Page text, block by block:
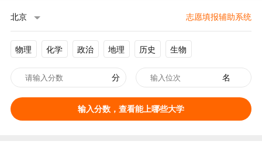
北京 志愿填报辅助系统
物理 化学 政治 地理 历史 生物
分 名
输入分数，查看能上哪些大学